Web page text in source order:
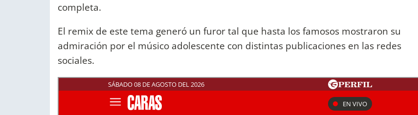
completa.
El remix de este tema generó un furor tal que hasta los famosos mostraron su
admiración por el músico adolescente con distintas publicaciones en las redes
sociales.